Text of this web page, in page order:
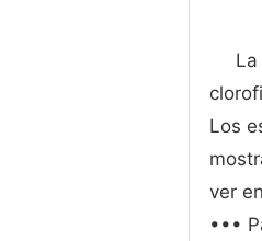
Los
ver
•••